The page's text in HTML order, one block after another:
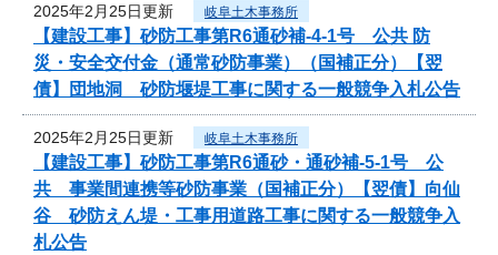
2025年2月25日更新 岐阜土木事務所
【建設工事】砂防工事第R6通砂補-4-1号 公共 防
災・安全交付金（通常砂防事業）（国補正分）【翌
債】団地洞 砂防堰堤工事に関する一般競争入札公告
2025年2月25日更新 岐阜土木事務所
【建設工事】砂防工事第R6通砂・通砂補-5-1号 公
共 事業間連携等砂防事業（国補正分）【翌債】向仙
谷 砂防えん堤・工事用道路工事に関する一般競争入
札公告